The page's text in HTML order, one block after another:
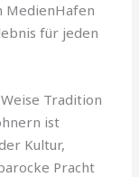
MedienHafen
für jeden
Tradition
ist
Kultur,
Pracht